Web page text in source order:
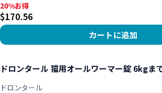
20%お得, $170.56
20%お得
$170.56
カートに追加
ドロンタール 猫用オールワーマー錠 6kgま
ドロンタール